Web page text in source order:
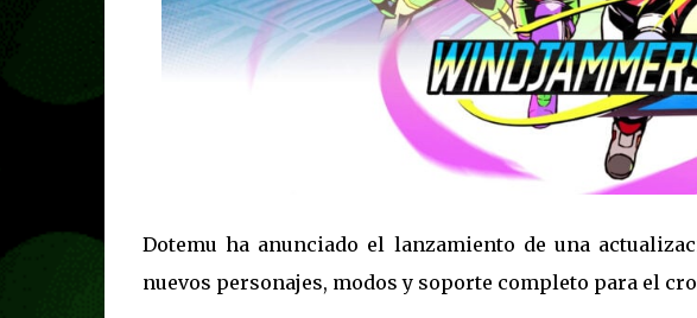
Dotemu ha anunciado el lanzamiento de una
nuevos personajes, modos y soporte completo para el